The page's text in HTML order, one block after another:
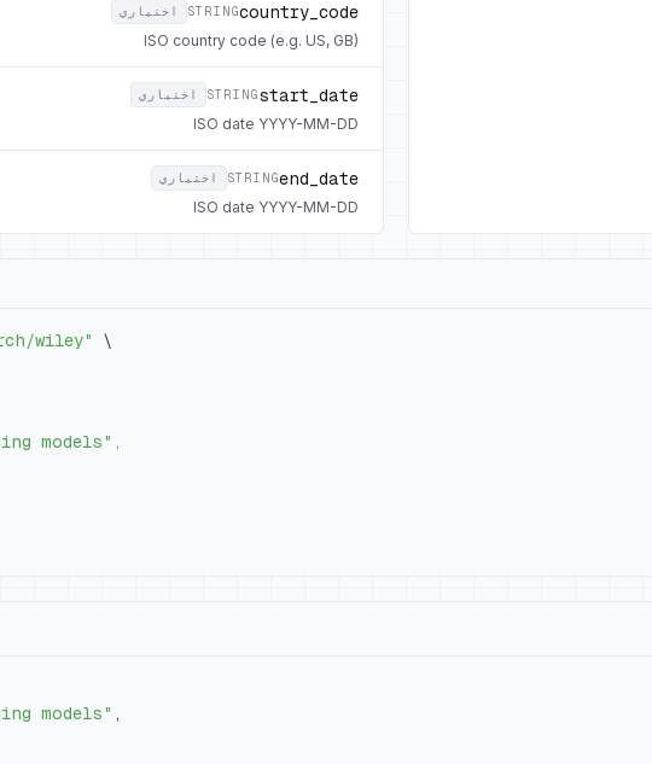
country_code
STRING اختياري
ISO country code (e.g. US, GB)
start_date
STRING اختياري
ISO date YYYY-MM-DD
end_date
STRING اختياري
ISO date YYYY-MM-DD
wiley" \
models" ,